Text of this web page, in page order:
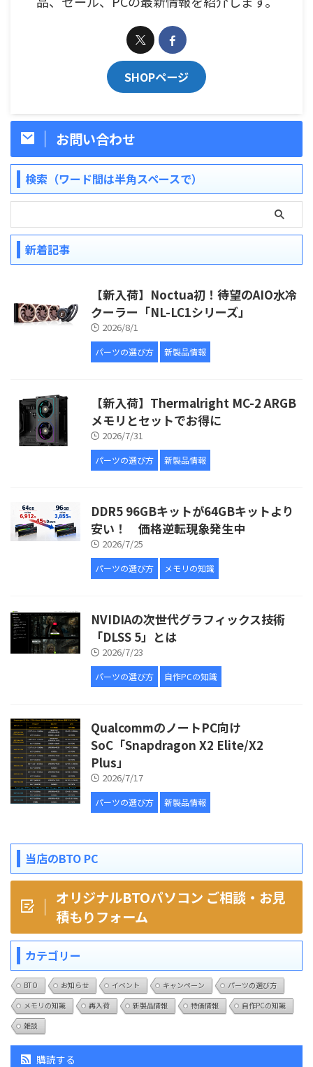
SHOPページ
お問い合わせ
検索（ワード間は半角スペースで）
新着記事
【新入荷】Noctua初！待望のAIO水冷
クーラー「NL-LC1シリーズ」
2026/8/1
パーツの選び方 新製品情報
【新入荷】Thermalright MC-2 ARGB
メモリとセットでお得に
2026/7/31
パーツの選び方 新製品情報
DDR5 96GBキットが64GBキットより
安い！ 価格逆転現象発生中
2026/7/25
パーツの選び方 メモリの知識
NVIDIAの次世代グラフィックス技術
「DLSS 5」とは
2026/7/23
パーツの選び方 自作PCの知識
QualcommのノートPC向け
SoC「Snapdragon X2 Elite/X2
Plus」
2026/7/17
パーツの選び方 新製品情報
当店のBTO PC
オリジナルBTOパソコン ご相談・お見
積もりフォーム
カテゴリー
BTO お知らせ イベント キャンペーン
パーツの選び方
メモリの知識
再入荷 新製品情報 特価情報
自作PCの知識
雑談
購読する